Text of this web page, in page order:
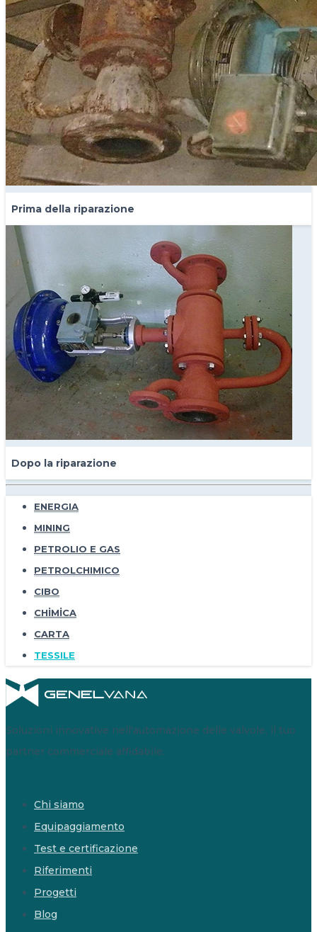
Prima della riparazione
Dopo la riparazione
ENERGIA
MINING
PETROLIO E GAS
PETROLCHIMICO
CIBO
CHİMİCA
CARTA
TESSILE
Soluzioni innovative nell'automazione delle valvole, il tuo
partner commerciale affidabile.
Chi siamo
Equipaggiamento
Test e certificazione
Riferimenti
Progetti
Blog